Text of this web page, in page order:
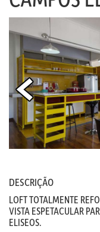
DESCRIÇÃO
LOFT TOTALMENTE
VISTA ESPETACULAR
ELISEOS.